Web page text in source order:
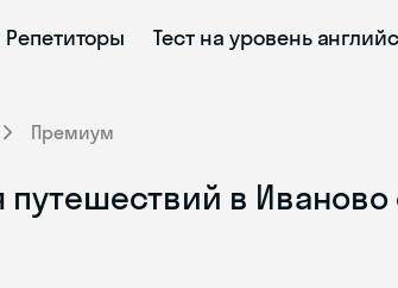
Репетиторы Тест на уровень
Премиум
путешествий в